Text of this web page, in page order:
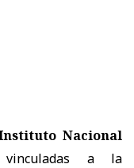
Nacional
a la